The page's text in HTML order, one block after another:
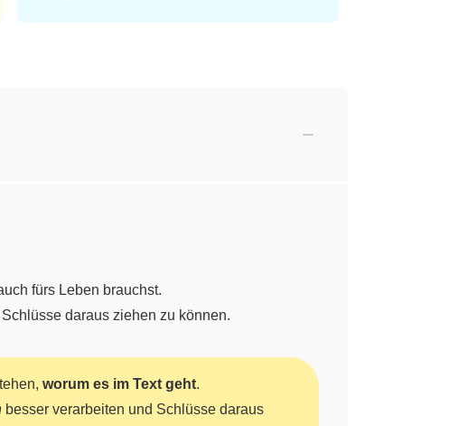
fürs Leben brauchst.
daraus ziehen zu können.
worum es im Text geht.
besser verarbeiten und Schlüsse daraus